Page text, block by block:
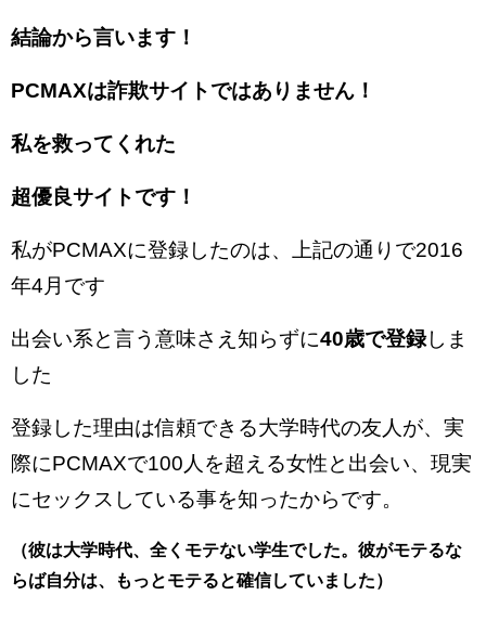
結論から言います！
PCMAXは詐欺サイトではありません！
私を救ってくれた
超優良サイトです！
私がPCMAXに登録したのは、上記の通りで2016
年4月です
出会い系と言う意味さえ知らずに40歳で登録しま
した
登録した理由は信頼できる大学時代の友人が、実
際にPCMAXで100人を超える女性と出会い、現実
にセックスしている事を知ったからです。
（彼は大学時代、全くモテない学生でした。彼がモテるな
らば自分は、もっとモテると確信していました）